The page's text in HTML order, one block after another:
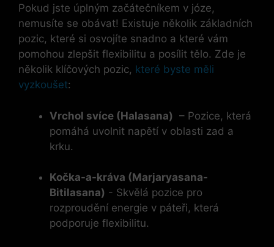
Pokud jste úplným začátečníkem v józe,
nemusíte se obávat! Existuje ​několik⁤ základních
pozic, které si ⁢osvojíte​ snadno a které vám​
pomohou zlepšit⁢ flexibilitu a posílit tělo. Zde je
několik klíčových pozic, ⁤ které byste měli
vyzkoušet:
Vrchol svíce (Halasana) ⁢ – Pozice, ‍která⁣
pomáhá uvolnit ⁤napětí⁣ v oblasti zad a
krku.
Kočka-a-kráva (Marjaryasana-
Bitilasana) ​-‍ Skvělá pozice pro
rozproudění⁣ energie ⁢v ​páteři, která
podporuje⁤ flexibilitu.